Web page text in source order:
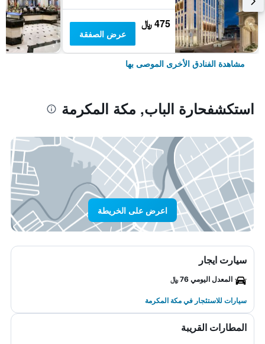
475 ﷼
عرض الصفقة
مشاهدة الفنادق الأخرى الموصى بها
استكشفحارة الباب, مكة المكرمة
اعرض على الخريطة
سيارت ايجار
المعدل اليومي 76 ﷼
سيارات للاستئجار في مكة المكرمة
المطارات القريبة